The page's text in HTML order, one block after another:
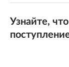
Узнайте,